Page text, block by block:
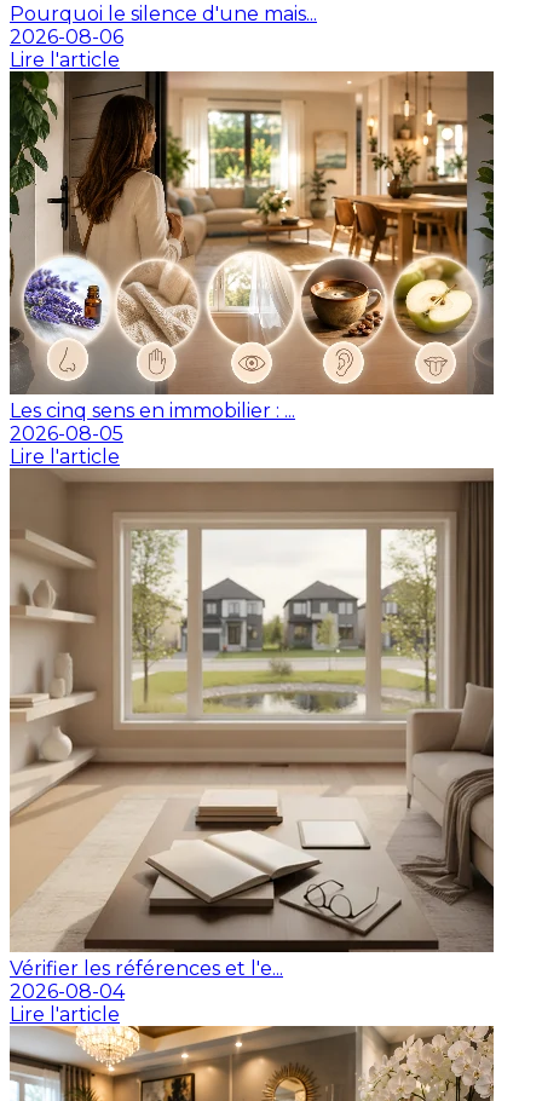
Pourquoi le silence d'une mais...
2026-08-06
Lire l'article
Les cinq sens en immobilier : ...
2026-08-05
Lire l'article
Vérifier les références et l'e...
2026-08-04
Lire l'article